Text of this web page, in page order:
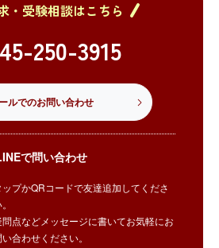
・受験相談はこちら
250-3915
ルでのお問い合わせ
で問い合わせ
ップかQRコードで友達追加してくださ
問点などメッセージに書いてお気軽にお
合わせください。